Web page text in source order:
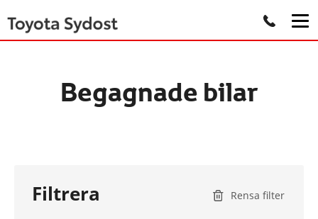
Begagnade bilar
Filtrera Rensa filter